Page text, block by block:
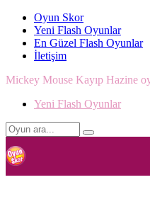
Oyun Skor
Yeni Flash Oyunlar
En Güzel Flash Oyunlar
İletişim
Mickey Mouse Kayıp Hazine
Yeni Flash Oyunlar